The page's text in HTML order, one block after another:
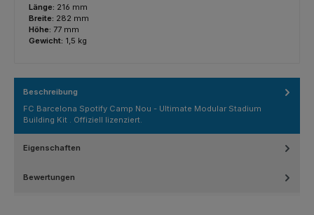
Länge: 216 mm
Breite: 282 mm
Höhe: 77 mm
Gewicht: 1,5 kg
Beschreibung
FC Barcelona Spotify Camp Nou - Ultimate Modular Stadium
Building Kit . Offiziell lizenziert.
Eigenschaften
Bewertungen